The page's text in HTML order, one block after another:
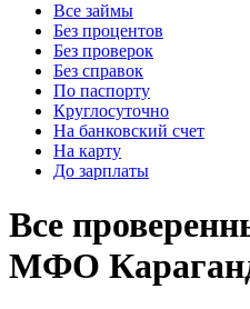
Все займы
Без процентов
Без проверок
Без справок
По паспорту
Круглосуточно
На банковский счет
На карту
До зарплаты
Все
МФО